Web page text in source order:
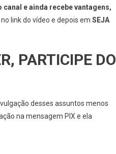
canal e ainda recebe vantagens,
link do vídeo e depois em SEJA
PARTICIPE DO
desses assuntos menos
na mensagem PIX e ela